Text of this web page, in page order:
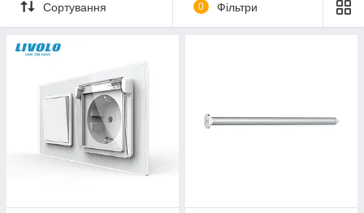
Сортування 0 Фільтри